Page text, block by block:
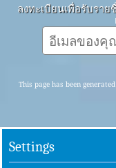
ลงทะเบียนเพื่อรับรา
This page has been
Settings